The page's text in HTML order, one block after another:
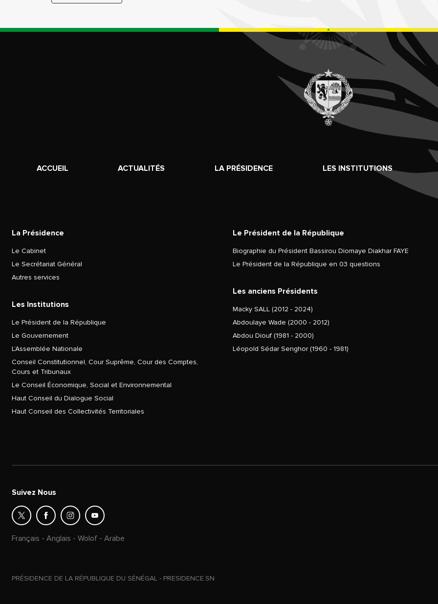
ACCUEIL ACTUALITÉS LA PRÉSIDENCE LES INSTITUTIONS
La Présidence
Le Cabinet
Le Secrétariat Général
Autres services
Les Institutions
Le Président de la République
Le Gouvernement
L’Assemblée Nationale
Conseil Constitutionnel, Cour Suprême, Cour des Comptes,
Cours et Tribunaux
Le Conseil Économique, Social et Environnemental
Haut Conseil du Dialogue Social
Haut Conseil des Collectivités Territoriales
Le Président de la République
Biographie du Président Bassirou Diomaye Diakhar FAYE
Le Président de la République en 03 questions
Les anciens Présidents
Macky SALL (2012 - 2024)
Abdoulaye Wade (2000 - 2012)
Abdou Diouf (1981 - 2000)
Léopold Sédar Senghor (1960 - 1981)
Suivez Nous
Français - Anglais - Wolof - Arabe
PRÉSIDENCE DE LA RÉPUBLIQUE DU SÉNÉGAL - PRESIDENCE.SN